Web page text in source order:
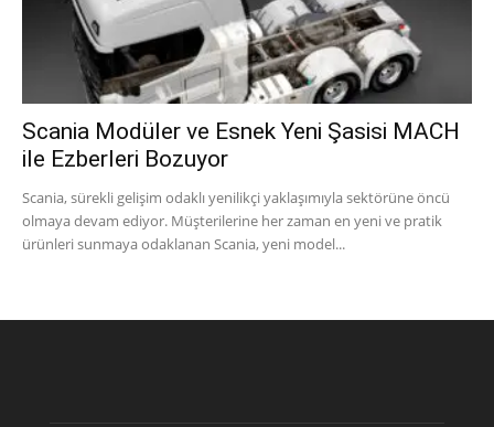
Scania Modüler ve Esnek Yeni Şasisi MACH
ile Ezberleri Bozuyor
Scania, sürekli gelişim odaklı yenilikçi yaklaşımıyla sektörüne öncü
olmaya devam ediyor. Müşterilerine her zaman en yeni ve pratik
ürünleri sunmaya odaklanan Scania, yeni model...